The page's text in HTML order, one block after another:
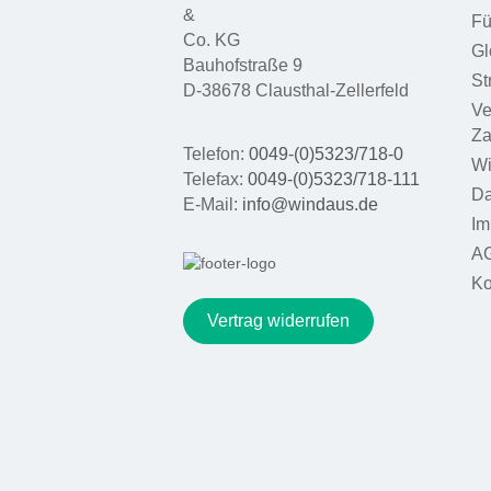
Medien
&
Co. KG
Bauhofstraße 9
D-38678 Clausthal-Zellerfeld
Telefon: 0049-(0)5323/718-0
Telefax: 0049-(0)5323/718-111
E-Mail: info@windaus.de
Vertrag widerrufen